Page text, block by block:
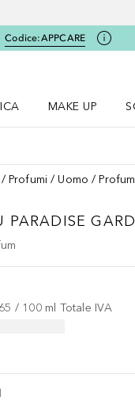
Codice:APPCARE
Home
MAKE UP
Profumi Uomo
PARADISE
/ 100 ml Totale IVA